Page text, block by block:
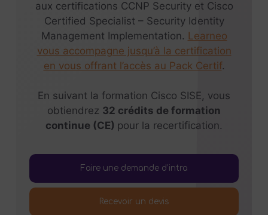
aux certifications CCNP Security et Cisco
Certified Specialist – Security Identity
Management Implementation. Learneo
vous accompagne jusqu’à la certification
en vous offrant l’accès au Pack Certif.
En suivant la formation Cisco SISE, vous
obtiendrez 32 crédits de formation
continue (CE) pour la recertification.
Faire une demande d’intra
Recevoir un devis